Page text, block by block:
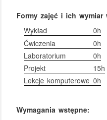
Formy zajęć i ich wymiar
Wykład
0h
Ćwiczenia
0h
Laboratorium
0h
Projekt
15h
Lekcje komputerowe 0h
Wymagania wstępne: